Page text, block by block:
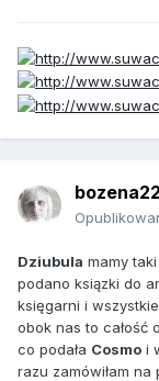
Dziubula mamy
podano ksiązki do
księgarni i
obok nas to całość
co podała Cosmo i
razu zamówiłam na